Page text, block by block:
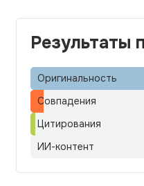
Результаты
Оригинальность
Совпадения
Цитирования
ИИ-контент